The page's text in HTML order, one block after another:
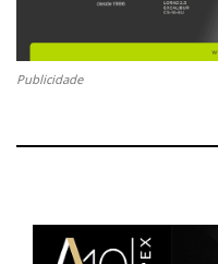
Publicidade